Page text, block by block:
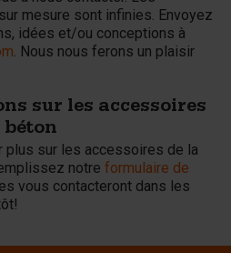
mesure sont infinies. Envoyez
idées et/ou conceptions à
. Nous nous ferons un plaisir
sur les accessoires
béton
plus sur les accessoires de la
notre formulaire de
vous contacteront dans les